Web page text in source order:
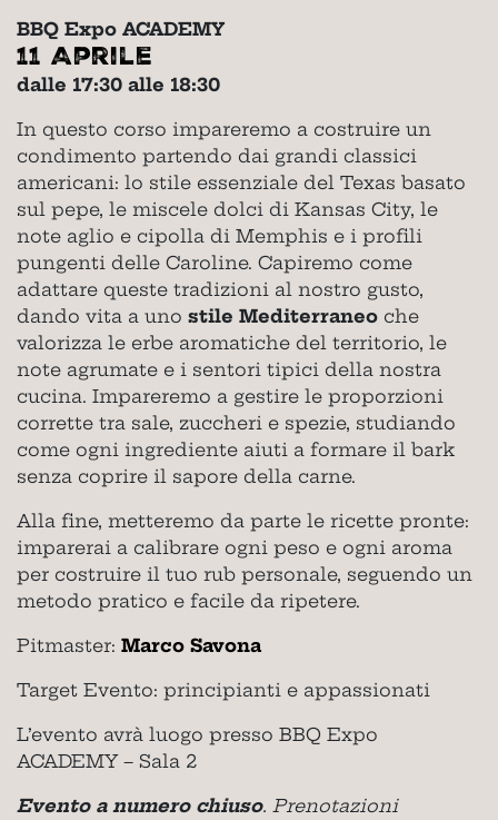
BBQ Expo ACADEMY
11 Aprile
dalle 17:30 alle 18:30
In questo corso impareremo a costruire un
condimento partendo dai grandi classici
americani: lo stile essenziale del Texas basato
sul pepe, le miscele dolci di Kansas City, le
note aglio e cipolla di Memphis e i profili
pungenti delle Caroline. Capiremo come
adattare queste tradizioni al nostro gusto,
dando vita a uno stile Mediterraneo che
valorizza le erbe aromatiche del territorio, le
note agrumate e i sentori tipici della nostra
cucina. Impareremo a gestire le proporzioni
corrette tra sale, zuccheri e spezie, studiando
come ogni ingrediente aiuti a formare il bark
senza coprire il sapore della carne.
Alla fine, metteremo da parte le ricette pronte:
imparerai a calibrare ogni peso e ogni aroma
per costruire il tuo rub personale, seguendo un
metodo pratico e facile da ripetere.
Pitmaster: Marco Savona
Target Evento: principianti e appassionati
L’evento avrà luogo presso BBQ Expo
ACADEMY – Sala 2
Evento a numero chiuso. Prenotazioni